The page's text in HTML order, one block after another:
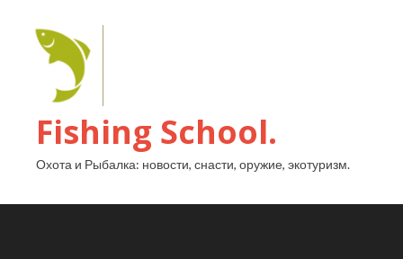
Fishing School.
Охота и Рыбалка: новости, снасти, оружие, экотуризм.